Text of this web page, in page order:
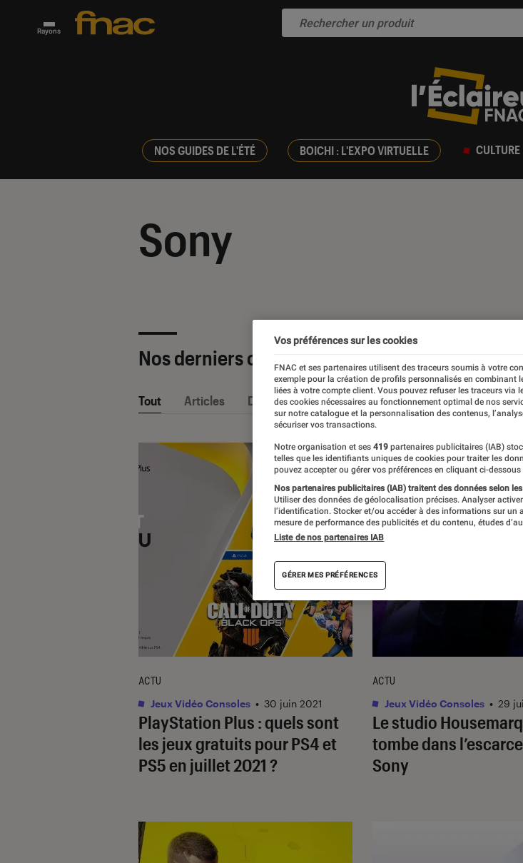
Rayons
NOS GUIDES DE L'ÉTÉ BOICHI : L'EXPO VIRTUELLE CULTURE
Sony
Nos derniers contenus
Tout Articles Dossiers Sélections et guides Tests
PlayStation Plus : quels sont
les jeux gratuits pour PS4 et
PS5 en juillet 2021 ?
ACTU
Jeux Vidéo Consoles • 30 juin 2021
Le studio
tombe dans
Sony
ACTU
Jeux Vidéo Consoles • 29
Vos préférences sur les cookies
FNAC et ses partenaires utilisent des traceurs soumis à votre
exemple pour la création de profils personnalisés en combinant
liées à votre compte client. Vous pouvez refuser les traceurs via
des cookies nécessaires au fonctionnement optimal de nos
sur notre catalogue et la personnalisation des contenus,
sécuriser vos transactions.
Notre organisation et ses 419 partenaires publicitaires (IAB)
telles que les identifiants uniques de cookies pour traiter les
pouvez accepter ou gérer vos préférences en cliquant ci-
Nos partenaires publicitaires (IAB) traitent des données selon
Utiliser des données de géolocalisation précises. Analyser
l’identification. Stocker et/ou accéder à des informations sur
mesure de performance des publicités et du contenu, études
Liste de nos partenaires IAB
GÉRER MES PRÉFÉRENCES